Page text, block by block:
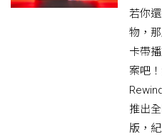
若你
物，
卡帶
案吧
推出
版，